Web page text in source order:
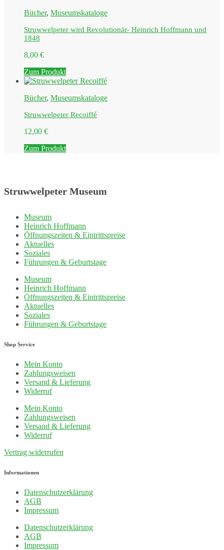
Bücher, Museumskataloge
Struwwelpeter wird Revolutionär- Heinrich Hoffmann und
1848
8,00 €
Zum Produkt
Bücher, Museumskataloge
Struwwelpeter Recoiffé
12,00 €
Zum Produkt
Struwwelpeter Museum
Museum
Heinrich Hoffmann
Öffnungszeiten & Eintrittspreise
Aktuelles
Soziales
Führungen & Geburtstage
Museum
Heinrich Hoffmann
Öffnungszeiten & Eintrittspreise
Aktuelles
Soziales
Führungen & Geburtstage
Shop Service
Mein Konto
Zahlungsweisen
Versand & Lieferung
Widerruf
Mein Konto
Zahlungsweisen
Versand & Lieferung
Widerruf
Vertrag widerrufen
Informationen
Datenschutzerklärung
AGB
Impressum
Datenschutzerklärung
AGB
Impressum